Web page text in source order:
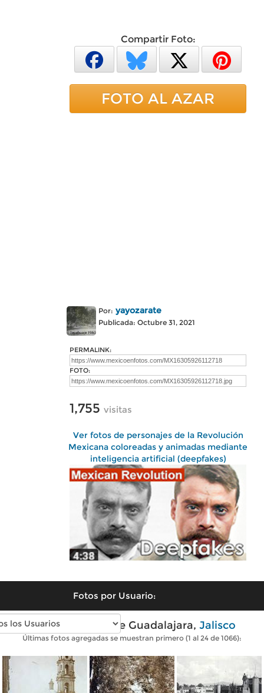
Compartir Foto:
FOTO AL AZAR
Por: yayozarate
Publicada: Octubre 31, 2021
PERMALINK:
FOTO:
1,755 visitas
Ver fotos de personajes de la Revolución
Mexicana coloreadas y animadas mediante
inteligencia artificial (deepfakes)
Fotos por Usuario:
Fotos antiguas de Guadalajara, Jalisco
Últimas fotos agregadas se muestran primero (1 al 24 de 1066):